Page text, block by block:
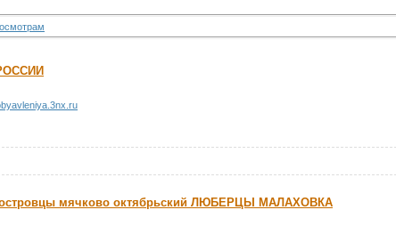
островцы мячково октябрьский ЛЮБЕРЦЫ МАЛАХОВКА